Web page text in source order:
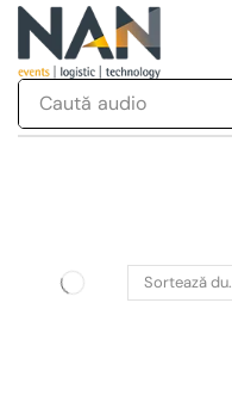
Caută audio